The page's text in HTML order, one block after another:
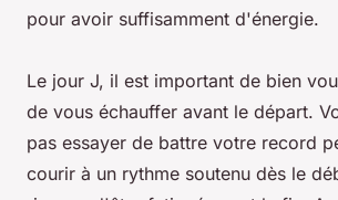
pour avoir suffisamment d'énergie.
Le jour J, il est important de bien
de vous échauffer avant le départ.
pas essayer de battre votre record
courir à un rythme soutenu dès le